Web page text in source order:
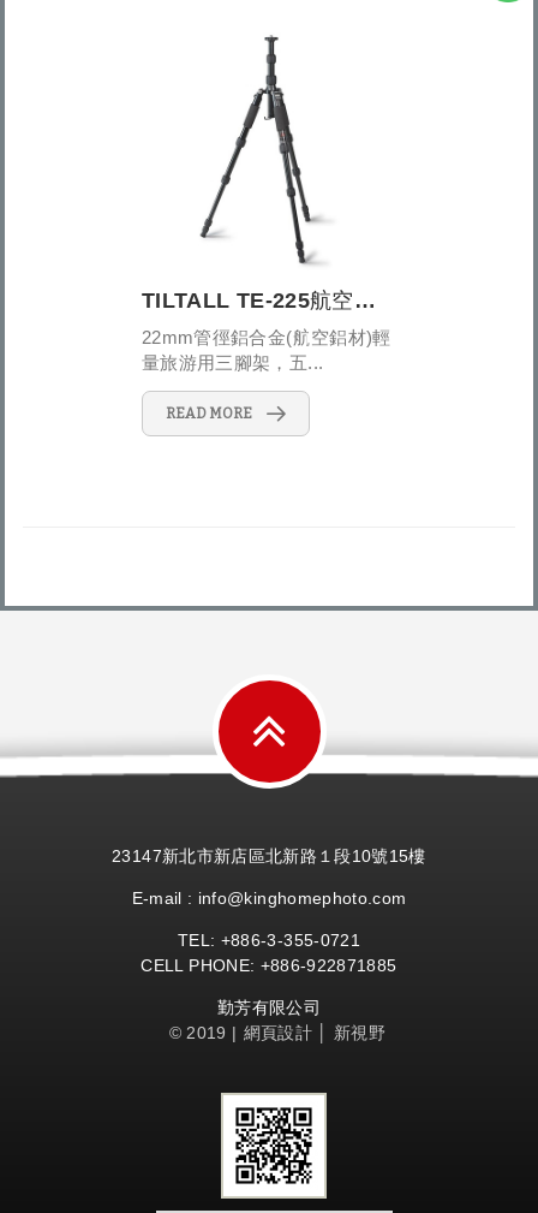
TILTALL TE-225航空鋁材反折式五節三腳架
22mm管徑鋁合金(航空鋁材)輕
量旅游用三腳架，五...
READ MORE
23147新北市新店區北新路１段10號15樓
E-mail : info@kinghomephoto.com
TEL: +886-3-355-0721
CELL PHONE: +886-922871885
勤芳有限公司
© 2019 | 網頁設計│ 新視野